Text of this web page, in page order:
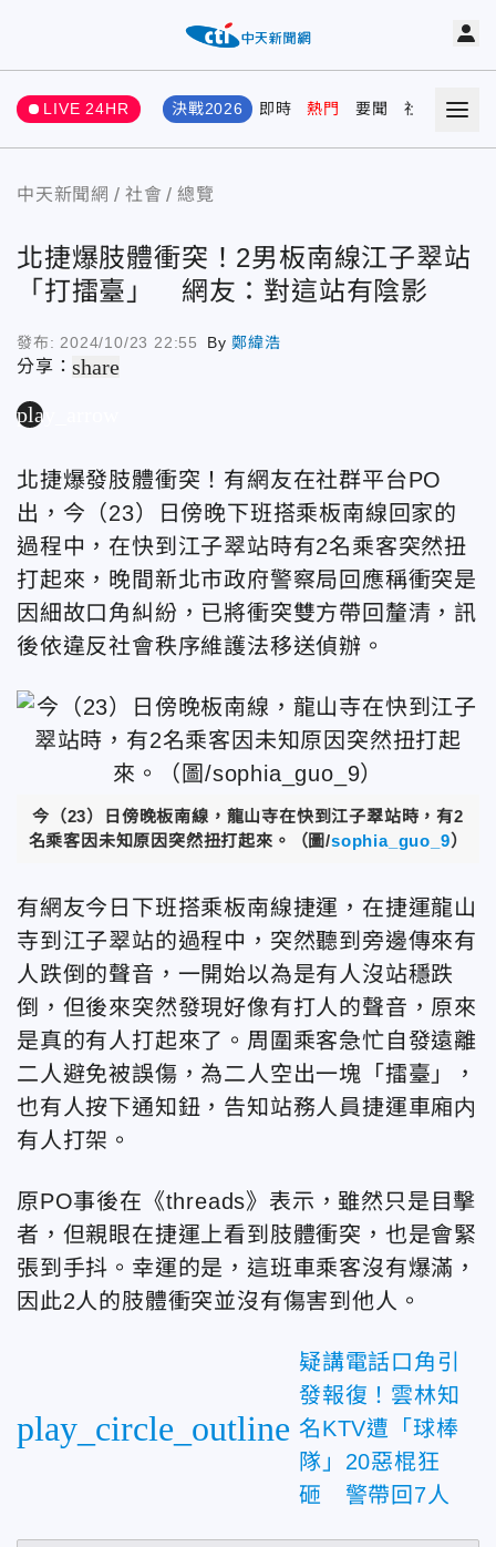
LIVE 24HR 決戰2026 即時 熱門 要聞 社會 娛樂
中天新聞網 社會 總覽
北捷爆肢體衝突！2男板南線江子翠站
「打擂臺」 網友：對這站有陰影
發布: 2024/10/23 22:55 By鄭緯浩
分享：share
play_arrow
北捷爆發肢體衝突！有網友在社群平台PO
出，今（23）日傍晚下班搭乘板南線回家的
過程中，在快到江子翠站時有2名乘客突然扭
打起來，晚間新北市政府警察局回應稱衝突是
因細故口角糾紛，已將衝突雙方帶回釐清，訊
後依違反社會秩序維護法移送偵辦。
今（23）日傍晚板南線，龍山寺在快到江子翠站時，有2
名乘客因未知原因突然扭打起來。（圖/sophia_guo_9）
有網友今日下班搭乘板南線捷運，在捷運龍山
寺到江子翠站的過程中，突然聽到旁邊傳來有
人跌倒的聲音，一開始以為是有人沒站穩跌
倒，但後來突然發現好像有打人的聲音，原來
是真的有人打起來了。周圍乘客急忙自發遠離
二人避免被誤傷，為二人空出一塊「擂臺」，
也有人按下通知鈕，告知站務人員捷運車廂内
有人打架。
原PO事後在《threads》表示，雖然只是目擊
者，但親眼在捷運上看到肢體衝突，也是會緊
張到手抖。幸運的是，這班車乘客沒有爆滿，
因此2人的肢體衝突並沒有傷害到他人。
play_circle_outline
疑講電話口角引
發報復！雲林知
名KTV遭「球棒
隊」20惡棍狂
砸 警帶回7人